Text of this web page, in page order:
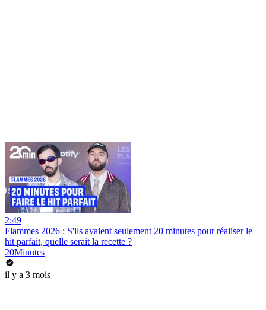
2:49
Flammes 2026 : S'ils avaient seulement 20 minutes pour réaliser le
hit parfait, quelle serait la recette ?
20Minutes
il y a 3 mois